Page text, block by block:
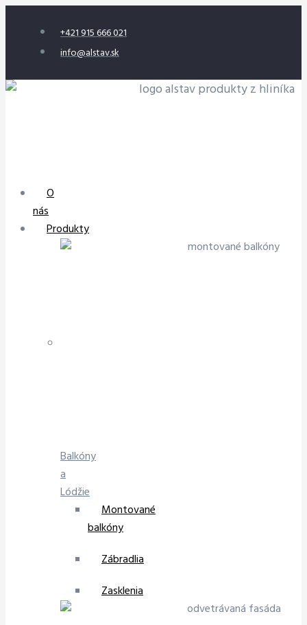
+421 915 666 021
info@alstav.sk
O
nás
Produkty
Balkóny
a
Lódžie
Montované
balkóny
Zábradlia
Zasklenia